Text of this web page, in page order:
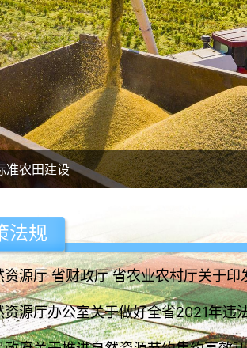
准农田建设
法规
资源厅 省财政厅 省农业农村厅关于印
资源厅办公室关于做好全省2021年违